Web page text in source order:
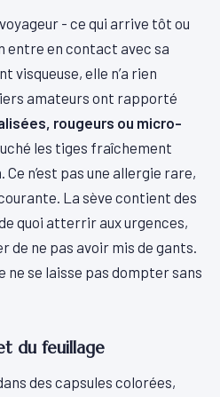
- ce qui arrive tôt ou
entre en contact avec sa
visqueuse, elle n’a rien
amateurs ont rapporté
rougeurs ou micro-
les tiges fraîchement
n’est pas une allergie rare,
La sève contient des
quoi atterrir aux urgences,
de ne pas avoir mis de gants.
ne se laisse pas dompter sans
du feuillage
des capsules colorées,